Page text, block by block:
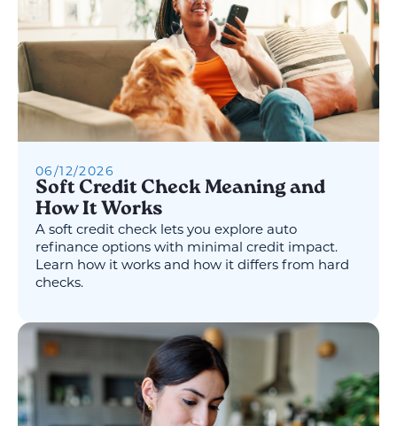
06/12/2026
Soft Credit Check Meaning and
How It Works
A soft credit check lets you explore auto
refinance options with minimal credit impact.
Learn how it works and how it differs from hard
checks.